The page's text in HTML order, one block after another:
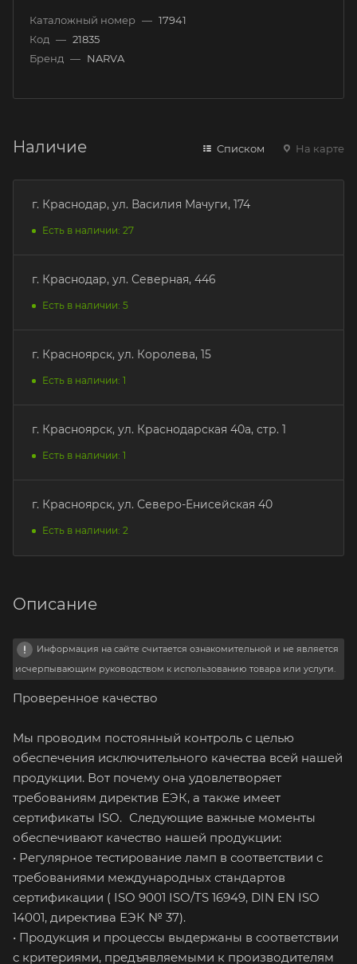
Каталожный номер — 17941
Код — 21835
Бренд — NARVA
Наличие Списком На карте
г. Краснодар, ул. Василия Мачуги, 174
Есть в наличии: 27
г. Краснодар, ул. Северная, 446
Есть в наличии: 5
г. Красноярск, ул. Королева, 15
Есть в наличии: 1
г. Красноярск, ул. Краснодарская 40а, стр. 1
Есть в наличии: 1
г. Красноярск, ул. Северо-Енисейская 40
Есть в наличии: 2
Описание
Информация на сайте считается ознакомительной и не является
исчерпывающим руководством к использованию товара или услуги.
Проверенное качество
Мы проводим постоянный контроль с целью
обеспечения исключительного качества всей нашей
продукции. Вот почему она удовлетворяет
требованиям директив ЕЭК, а также имеет
сертификаты ISO. Следующие важные моменты
обеспечивают качество нашей продукции:
• Регулярное тестирование ламп в соответствии с
требованиями международных стандартов
сертификации ( ISO 9001 ISO/TS 16949, DIN EN ISO
14001, директива ЕЭК № 37).
• Продукция и процессы выдержаны в соответствии
с критериями, предъявляемыми к производителям